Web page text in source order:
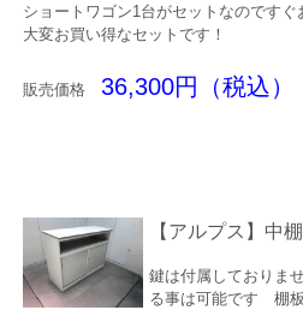
ショートワゴン1台がセットなのですぐ
大変お買い得なセットです！
販売価格 36,300円（税込）
【アルプス】中
鍵は付属しておりま
る事は可能です 棚